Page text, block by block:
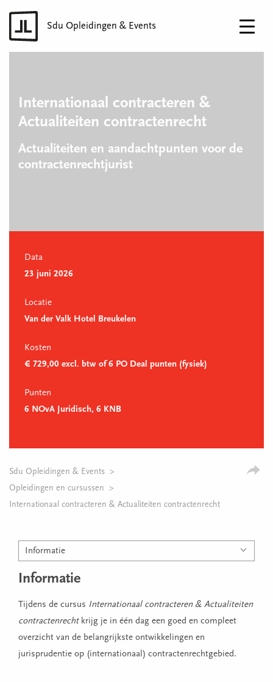
Sdu Opleidingen & Events
Internationaal contracteren &
Actualiteiten contractenrecht
Actualiteiten en aandachtpunten voor de
contractenrechtjurist
Data
23 juni 2026
Locatie
Van der Valk Hotel Breukelen
Kosten
€ 729,00 excl. btw of 6 PO Deal punten (fysiek)
Punten
6 NOvA Juridisch, 6 KNB
Sdu Opleidingen & Events
Opleidingen en cursussen
Internationaal contracteren & Actualiteiten contractenrecht
Informatie
Informatie
Tijdens de cursus Internationaal contracteren & Actualiteiten
contractenrechtkrijg je in één dag een goed en compleet
overzicht van de belangrijkste ontwikkelingen en
jurisprudentie op (internationaal) contractenrechtgebied.